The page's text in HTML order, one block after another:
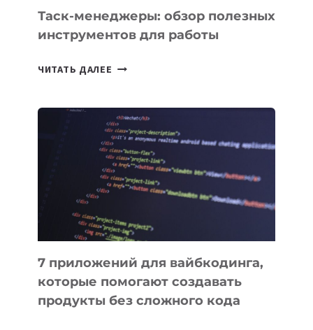
СЕГОДНЯ
Таск-менеджеры: обзор полезных
инструментов для работы
ЧИТАТЬ ДАЛЕЕ ТАСК-
ПОЛЕЗНЫХ
ИНСТРУМЕНТОВ
ДЛЯ
РАБОТЫ
7 приложений для вайбкодинга,
которые помогают создавать
продукты без сложного кода